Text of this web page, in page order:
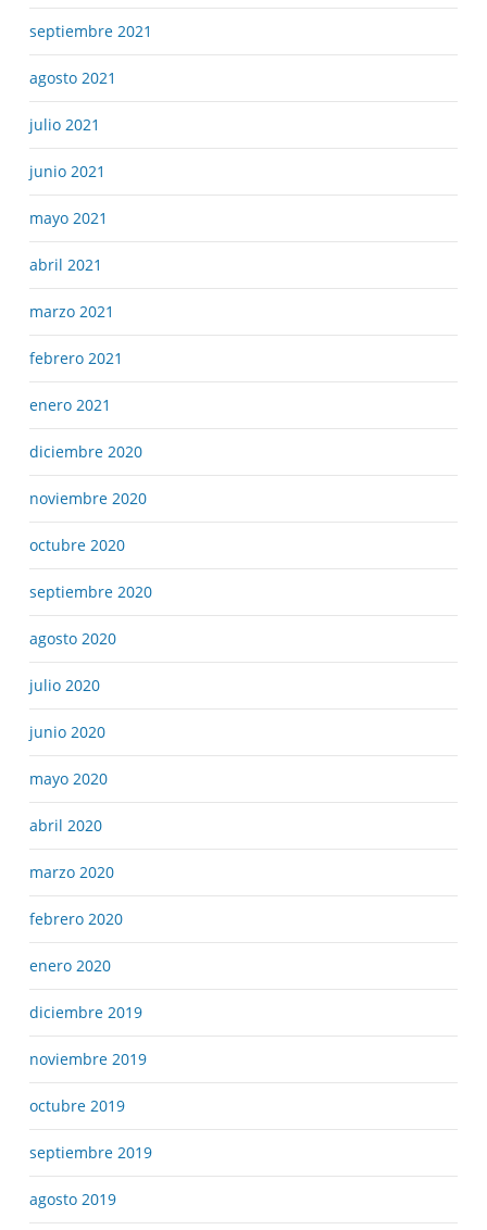
septiembre 2021
agosto 2021
julio 2021
junio 2021
mayo 2021
abril 2021
marzo 2021
febrero 2021
enero 2021
diciembre 2020
noviembre 2020
octubre 2020
septiembre 2020
agosto 2020
julio 2020
junio 2020
mayo 2020
abril 2020
marzo 2020
febrero 2020
enero 2020
diciembre 2019
noviembre 2019
octubre 2019
septiembre 2019
agosto 2019